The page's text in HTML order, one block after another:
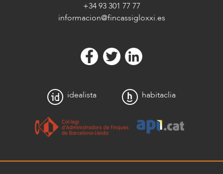
+34 93 301 77 77
informacion@fincassigloxxi.es
idealista habitaclia